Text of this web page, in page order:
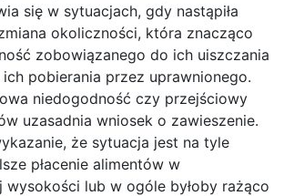
się w sytuacjach, gdy nastąpiła
okoliczności, która znacząco
zobowiązanego do ich uiszczania
pobierania przez uprawnionego.
niedogodność czy przejściowy
uzasadnia wniosek o zawieszenie.
że sytuacja jest na tyle
płacenie alimentów w
lub w ogóle byłoby rażąco